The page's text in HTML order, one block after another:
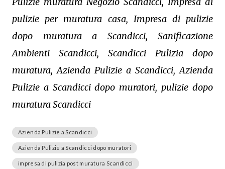
pulizie per muratura casa, Impresa di pulizie
dopo muratura a Scandicci, Sanificazione
Ambienti Scandicci, Scandicci Pulizia dopo
muratura, Azienda Pulizie a Scandicci, Azienda
Pulizie a Scandicci dopo muratori, pulizie dopo
muratura Scandicci
Azienda Pulizie a Scandicci
Azienda Pulizie a Scandicci dopo muratori
impresa di pulizia post muratura Scandicci